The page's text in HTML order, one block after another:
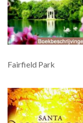
Fairfield Park